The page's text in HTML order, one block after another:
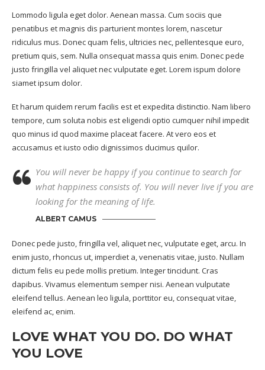
Lommodo ligula eget dolor. Aenean massa. Cum sociis que
penatibus et magnis dis parturient montes lorem, nascetur
ridiculus mus. Donec quam felis, ultricies nec, pellentesque euro,
pretium quis, sem. Nulla onsequat massa quis enim. Donec pede
justo fringilla vel aliquet nec vulputate eget. Lorem ispum dolore
siamet ipsum dolor.
Et harum quidem rerum facilis est et expedita distinctio. Nam libero
tempore, cum soluta nobis est eligendi optio cumquer nihil impedit
quo minus id quod maxime placeat facere. At vero eos et
accusamus et iusto odio dignissimos ducimus quilor.
You will never be happy if you continue to search for
what happiness consists of. You will never live if you are
looking for the meaning of life.
ALBERT CAMUS
Donec pede justo, fringilla vel, aliquet nec, vulputate eget, arcu. In
enim justo, rhoncus ut, imperdiet a, venenatis vitae, justo. Nullam
dictum felis eu pede mollis pretium. Integer tincidunt. Cras
dapibus. Vivamus elementum semper nisi. Aenean vulputate
eleifend tellus. Aenean leo ligula, porttitor eu, consequat vitae,
eleifend ac, enim.
LOVE WHAT YOU DO. DO WHAT
YOU LOVE